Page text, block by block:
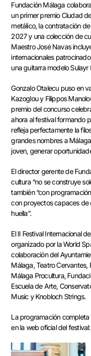
Fundación Málaga
un primer premio Ciudad
metálico, la contratación
2027 y una colección de
Maestro José Navas
internacionales
una guitarra modelo
Gonzalo Otalecu puso en
Kazoglou y Filippos
premio del concurso
ahora al festival formando
refleja perfectamente la
grandes nombres a
joven, generar
El director gerente de
cultura “no se construye
también “con
con proyectos capaces de
huella”.
El II Festival Internacional
organizado por la World
colaboración del
Málaga, Teatro Cervantes,
Málaga Procultura,
Escuela de Arte,
Music y Knobloch Strings.
La programación
en la web oficial del festival: